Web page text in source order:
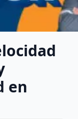
en